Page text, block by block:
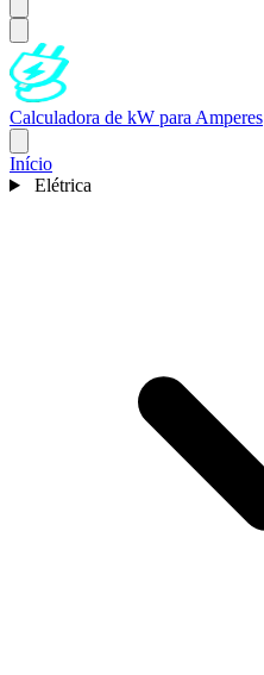
Calculadora de kW para Amperes
Início
Elétrica